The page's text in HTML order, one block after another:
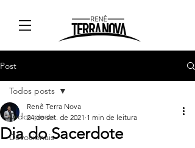
Post
Todos posts
Devocionais
Todos posts
Dia do Sacerdote
Renê Terra Nova
24 de set. de 2021 1 min de leitura